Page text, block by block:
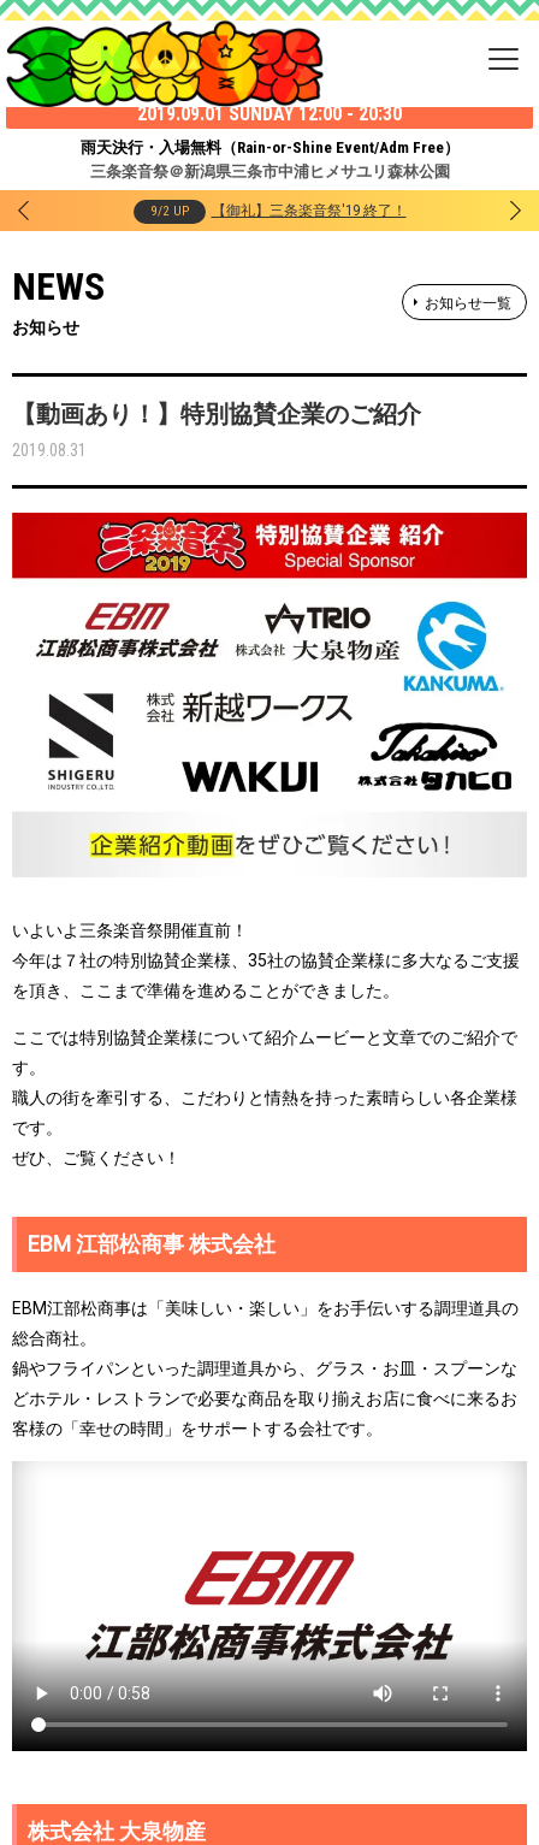
2019.09.01 SUNDAY 12:00 - 20:30
雨天決行・入場無料（Rain-or-Shine Event/Adm Free）
三条楽音祭＠新潟県三条市中浦ヒメサユリ森林公園
9/2 UP 【御礼】三条楽音祭'19 終了！
NEWS
お知らせ
お知らせ一覧
【動画あり！】特別協賛企業のご紹介
2019.08.31
いよいよ三条楽音祭開催直前！
今年は７社の特別協賛企業様、35社の協賛企業様に多大なるご支援
を頂き、ここまで準備を進めることができました。
ここでは特別協賛企業様について紹介ムービーと文章でのご紹介で
す。
職人の街を牽引する、こだわりと情熱を持った素晴らしい各企業様
です。
ぜひ、ご覧ください！
EBM 江部松商事 株式会社
EBM江部松商事は「美味しい・楽しい」をお手伝いする調理道具の
総合商社。
鍋やフライパンといった調理道具から、グラス・お皿・スプーンな
どホテル・レストランで必要な商品を取り揃えお店に食べに来るお
客様の「幸せの時間」をサポートする会社です。
株式会社 大泉物産